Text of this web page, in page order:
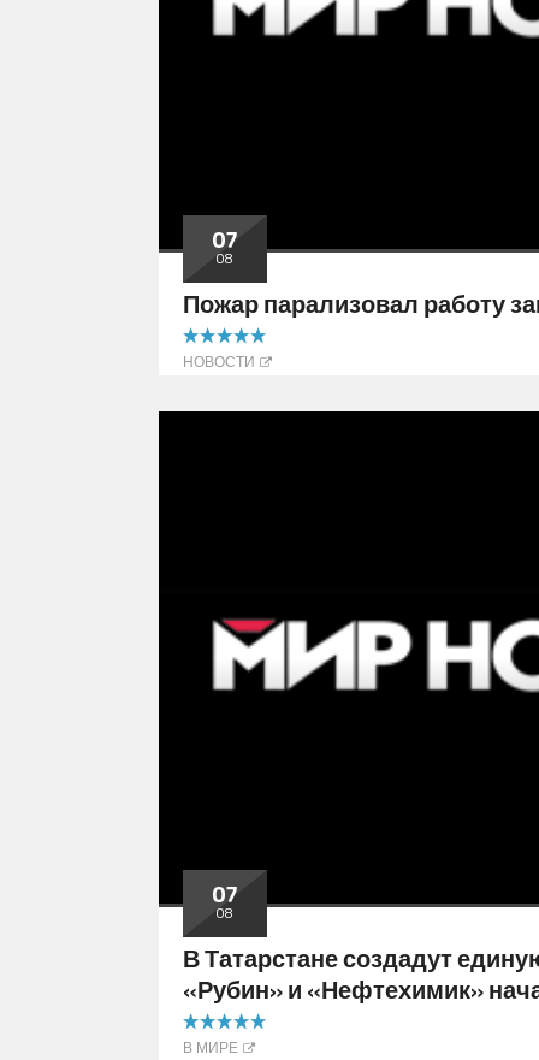
07
08
Пожар парализовал работу
5.00 out of 5
НОВОСТИ
07
08
В Татарстане создадут
«Рубин» и «Нефтехимик»
5.00 out of 5
В МИРЕ